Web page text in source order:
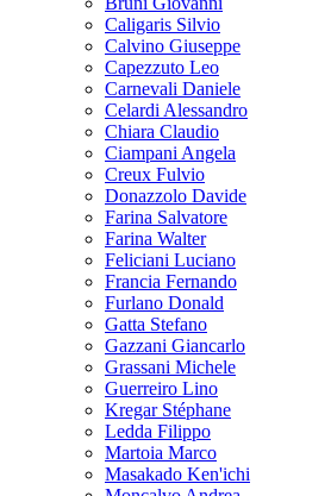
Caligaris Silvio
Calvino Giuseppe
Capezzuto Leo
Carnevali Daniele
Celardi Alessandro
Chiara Claudio
Ciampani Angela
Creux Fulvio
Donazzolo Davide
Farina Salvatore
Farina Walter
Feliciani Luciano
Francia Fernando
Furlano Donald
Gatta Stefano
Gazzani Giancarlo
Grassani Michele
Guerreiro Lino
Kregar Stéphane
Ledda Filippo
Martoia Marco
Masakado Ken'ichi